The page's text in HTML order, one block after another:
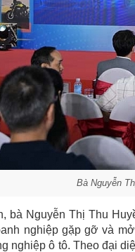
Bà Nguyễn
bà Nguyễn Thị Thu
nghiệp gặp gỡ và
nghiệp ô tô. Theo đại